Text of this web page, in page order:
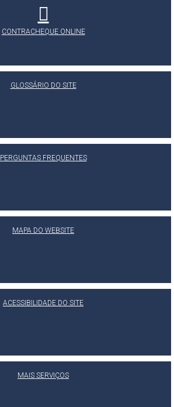
CONTRACHEQUE ONLINE
GLOSSÁRIO DO SITE
PERGUNTAS FREQUENTES
MAPA DO WEBSITE
ACESSIBILIDADE DO SITE
MAIS SERVIÇOS